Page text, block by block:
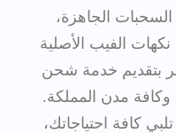
الجاهزة،
نكهات الفيب الأصلية
بتقديم خدمة شحن
مدن المملكة.
كافة احتياجاتك،